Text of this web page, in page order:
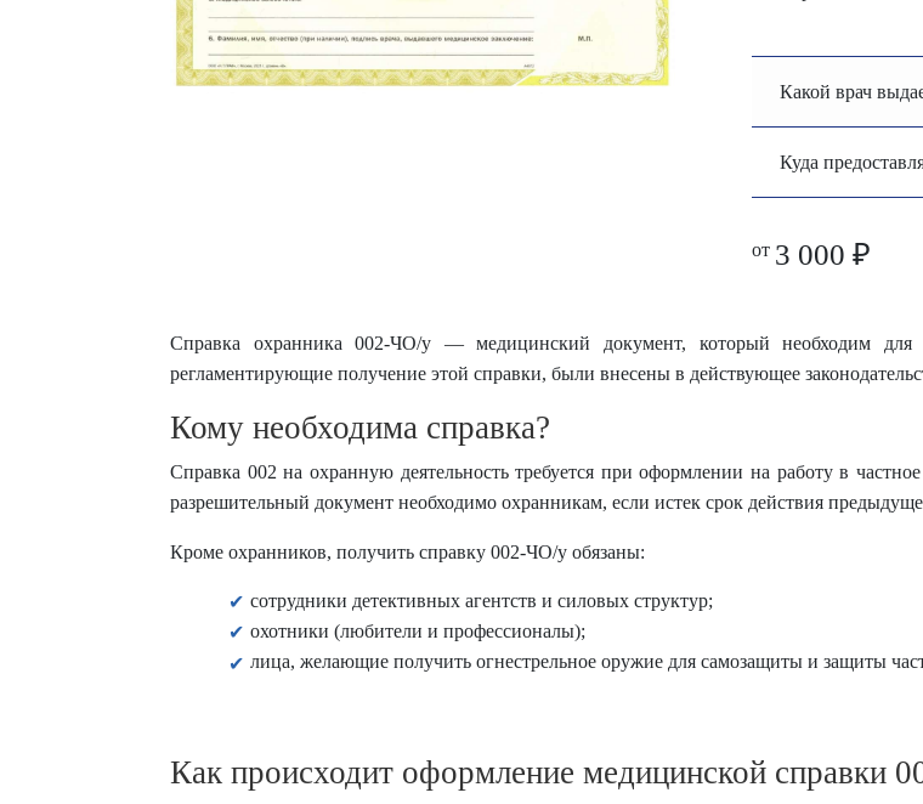
Какой врач
Куда
от 3 000 ₽
Справка охранника 002-ЧО/у — медицинский документ, который необходим для
регламентирующие получение этой справки, были внесены в действующее
Кому необходима справка?
Справка 002 на охранную деятельность требуется при оформлении на работу в
разрешительный документ необходимо охранникам, если истек срок действия
Кроме охранников, получить справку 002-ЧО/у обязаны:
сотрудники детективных агентств и силовых структур;
охотники (любители и профессионалы);
лица, желающие получить огнестрельное оружие для самозащиты и защиты
Как происходит оформление медицинской справки